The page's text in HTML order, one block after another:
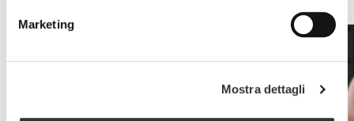
Marketing
Mostra dettagli